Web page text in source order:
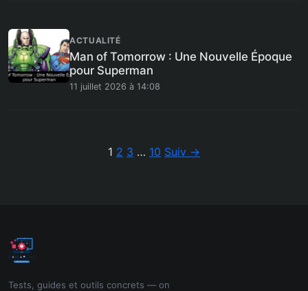
ACTUALITÉ
Man of Tomorrow : Une Nouvelle Époque
pour Superman
11 juillet 2026 à 14:08
Pagination
1 2 3 … 10 Suiv →
Tests, guides et outils concrets — on